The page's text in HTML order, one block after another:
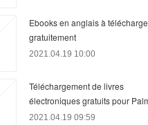
Ebooks en anglais à
gratuitement
2021.04.19 10:00
Téléchargement de livres
électroniques gratuits pour
2021.04.19 09:59